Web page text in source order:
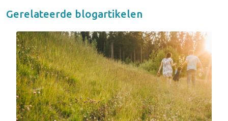
Gerelateerde blogartikelen